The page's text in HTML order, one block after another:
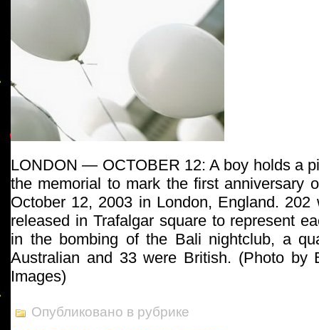
LONDON — OCTOBER 12: A boy holds a
the memorial to mark the first anniversary
October 12, 2003 in London, England. 202
released in Trafalgar square to represent
in the bombing of the Bali nightclub, a
Australian and 33 were British. (Photo by
Images)
Опубликовано в рубрике